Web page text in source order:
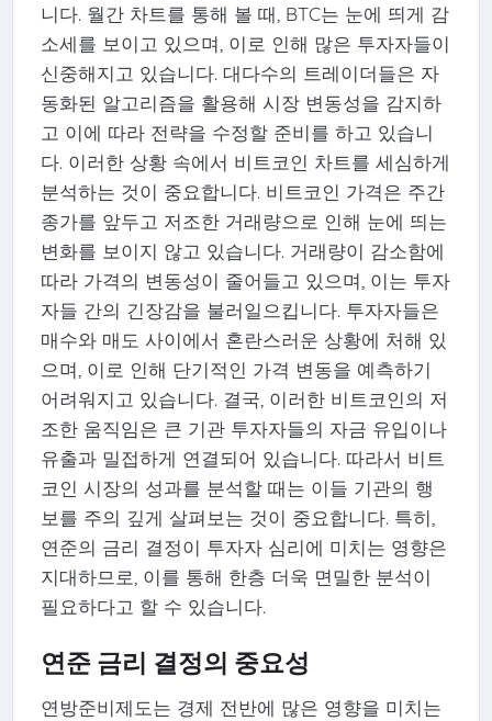
니다. 월간 차트를 통해 볼 때, BTC는 눈에 띄게 감
소세를 보이고 있으며, 이로 인해 많은 투자자들이
신중해지고 있습니다. 대다수의 트레이더들은 자
동화된 알고리즘을 활용해 시장 변동성을 감지하
고 이에 따라 전략을 수정할 준비를 하고 있습니
다. 이러한 상황 속에서 비트코인 차트를 세심하게
분석하는 것이 중요합니다. 비트코인 가격은 주간
종가를 앞두고 저조한 거래량으로 인해 눈에 띄는
변화를 보이지 않고 있습니다. 거래량이 감소함에
따라 가격의 변동성이 줄어들고 있으며, 이는 투자
자들 간의 긴장감을 불러일으킵니다. 투자자들은
매수와 매도 사이에서 혼란스러운 상황에 처해 있
으며, 이로 인해 단기적인 가격 변동을 예측하기
어려워지고 있습니다. 결국, 이러한 비트코인의 저
조한 움직임은 큰 기관 투자자들의 자금 유입이나
유출과 밀접하게 연결되어 있습니다. 따라서 비트
코인 시장의 성과를 분석할 때는 이들 기관의 행
보를 주의 깊게 살펴보는 것이 중요합니다. 특히,
연준의 금리 결정이 투자자 심리에 미치는 영향은
지대하므로, 이를 통해 한층 더욱 면밀한 분석이
필요하다고 할 수 있습니다.
연준 금리 결정의 중요성
연방준비제도는 경제 전반에 많은 영향을 미치는